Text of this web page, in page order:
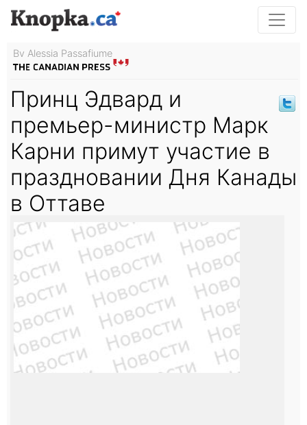
By Alessia Passafiume
Принц Эдвард и
премьер-министр Марк
Карни примут участие в
праздновании Дня Канады
в Оттаве